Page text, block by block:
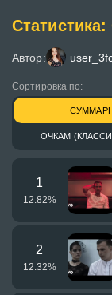
Автор:
Сортировка по:
ОЧКАМ
1
12.82%
2
12.32%